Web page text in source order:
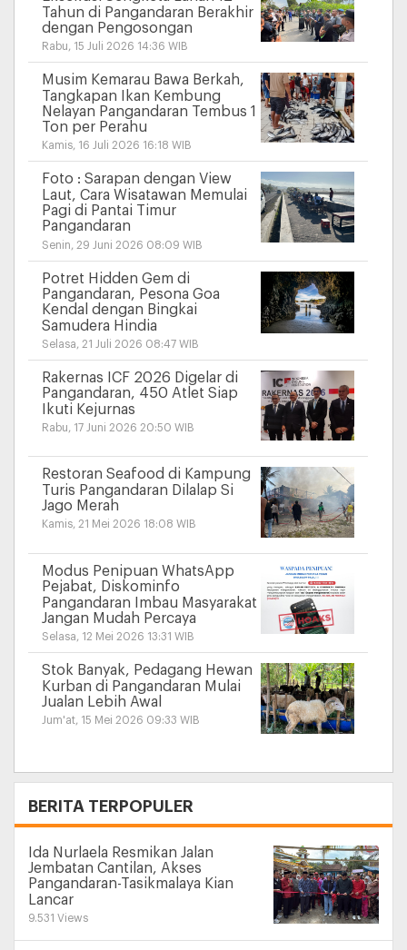
Tahun di Pangandaran Berakhir
dengan Pengosongan
Rabu, 15 Juli 2026 14:36 WIB
Musim Kemarau Bawa Berkah,
Tangkapan Ikan Kembung
Nelayan Pangandaran Tembus 1
Ton per Perahu
Kamis, 16 Juli 2026 16:18 WIB
Foto : Sarapan dengan View
Laut, Cara Wisatawan Memulai
Pagi di Pantai Timur
Pangandaran
Senin, 29 Juni 2026 08:09 WIB
Potret Hidden Gem di
Pangandaran, Pesona Goa
Kendal dengan Bingkai
Samudera Hindia
Selasa, 21 Juli 2026 08:47 WIB
Rakernas ICF 2026 Digelar di
Pangandaran, 450 Atlet Siap
Ikuti Kejurnas
Rabu, 17 Juni 2026 20:50 WIB
Restoran Seafood di Kampung
Turis Pangandaran Dilalap Si
Jago Merah
Kamis, 21 Mei 2026 18:08 WIB
Modus Penipuan WhatsApp
Pejabat, Diskominfo
Pangandaran Imbau Masyarakat
Jangan Mudah Percaya
Selasa, 12 Mei 2026 13:31 WIB
Stok Banyak, Pedagang Hewan
Kurban di Pangandaran Mulai
Jualan Lebih Awal
Jum'at, 15 Mei 2026 09:33 WIB
BERITA TERPOPULER
Ida Nurlaela Resmikan Jalan
Jembatan Cantilan, Akses
Pangandaran-Tasikmalaya Kian
Lancar
9.531 Views